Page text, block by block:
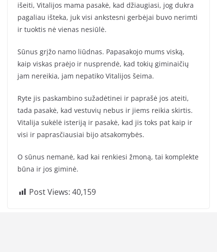
išeiti, Vitalijos mama pasakė, kad džiaugiasi, jog dukra
pagaliau išteka, juk visi ankstesni gerbėjai buvo nerimti
ir tuoktis nė vienas nesiūlė.
Sūnus grįžo namo liūdnas. Papasakojo mums viską,
kaip viskas praėjo ir nusprendė, kad tokių giminaičių
jam nereikia, jam nepatiko Vitalijos šeima.
Ryte jis paskambino sužadėtinei ir paprašė jos ateiti,
tada pasakė, kad vestuvių nebus ir jiems reikia skirtis.
Vitalija sukėlė isteriją ir pasakė, kad jis toks pat kaip ir
visi ir paprasčiausiai bijo atsakomybės.
O sūnus nemanė, kad kai renkiesi žmoną, tai komplekte
būna ir jos giminė.
Post Views: 40,159